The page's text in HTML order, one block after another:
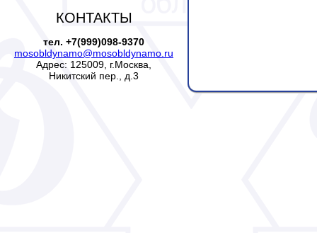
КОНТАКТЫ
тел. +7(999)098-9370
mosobldynamo@mosobldynamo.ru
Адрес: 125009, г.Москва,
Никитский пер., д.3